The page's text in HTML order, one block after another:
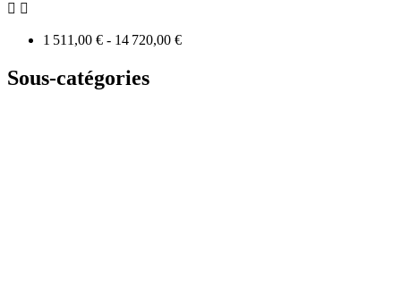
 
1 511,00 € - 14 720,00 €
Sous-catégories